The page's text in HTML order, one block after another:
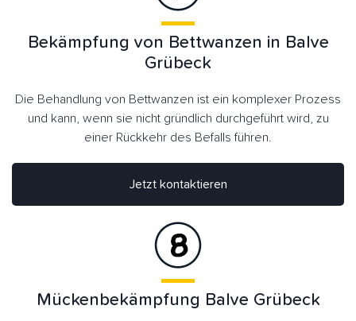
Bekämpfung von Bettwanzen in Balve
Grübeck
Die Behandlung von Bettwanzen ist ein komplexer Prozess
und kann, wenn sie nicht gründlich durchgeführt wird, zu
einer Rückkehr des Befalls führen.
Jetzt kontaktieren
Mückenbekämpfung Balve Grübeck